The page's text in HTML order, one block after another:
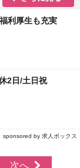
利厚生も充実
2日/土日祝
sponsored by 求人ボックス
次へ